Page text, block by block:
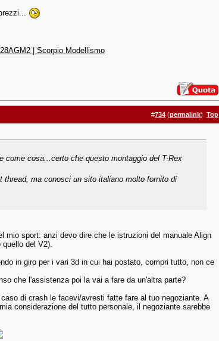
| Scorpio Modellismo
#734 (permalink) Top
cosa...certo che questo montaggio del T-Rex
ma conosci un sito italiano molto fornito di
mio sport: anzi devo dire che le istruzioni del manuale Align
quello del V2).
in giro per i vari 3d in cui hai postato, compri tutto, non ce
che l'assistenza poi la vai a fare da un'altra parte?
di crash le facevi/avresti fatte fare al tuo negoziante. A
considerazione del tutto personale, il negoziante sarebbe